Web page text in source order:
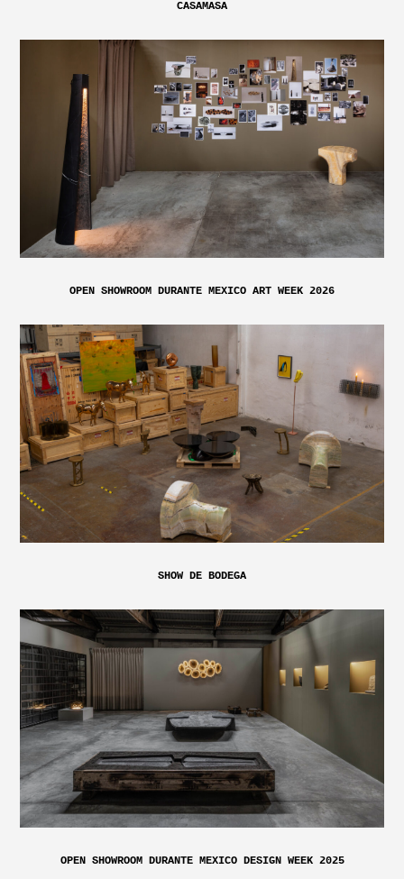
CASAMASA
OPEN SHOWROOM DURANTE MEXICO ART WEEK 2026
SHOW DE BODEGA
OPEN SHOWROOM DURANTE MEXICO DESIGN WEEK 2025